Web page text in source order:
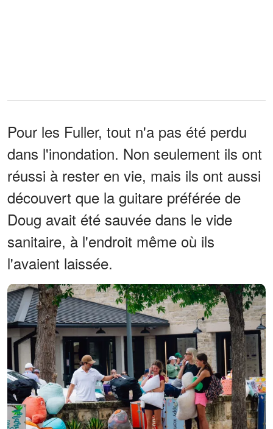
Pour les Fuller, tout n'a pas été perdu
dans l'inondation. Non seulement ils ont
réussi à rester en vie, mais ils ont aussi
découvert que la guitare préférée de
Doug avait été sauvée dans le vide
sanitaire, à l'endroit même où ils
l'avaient laissée.